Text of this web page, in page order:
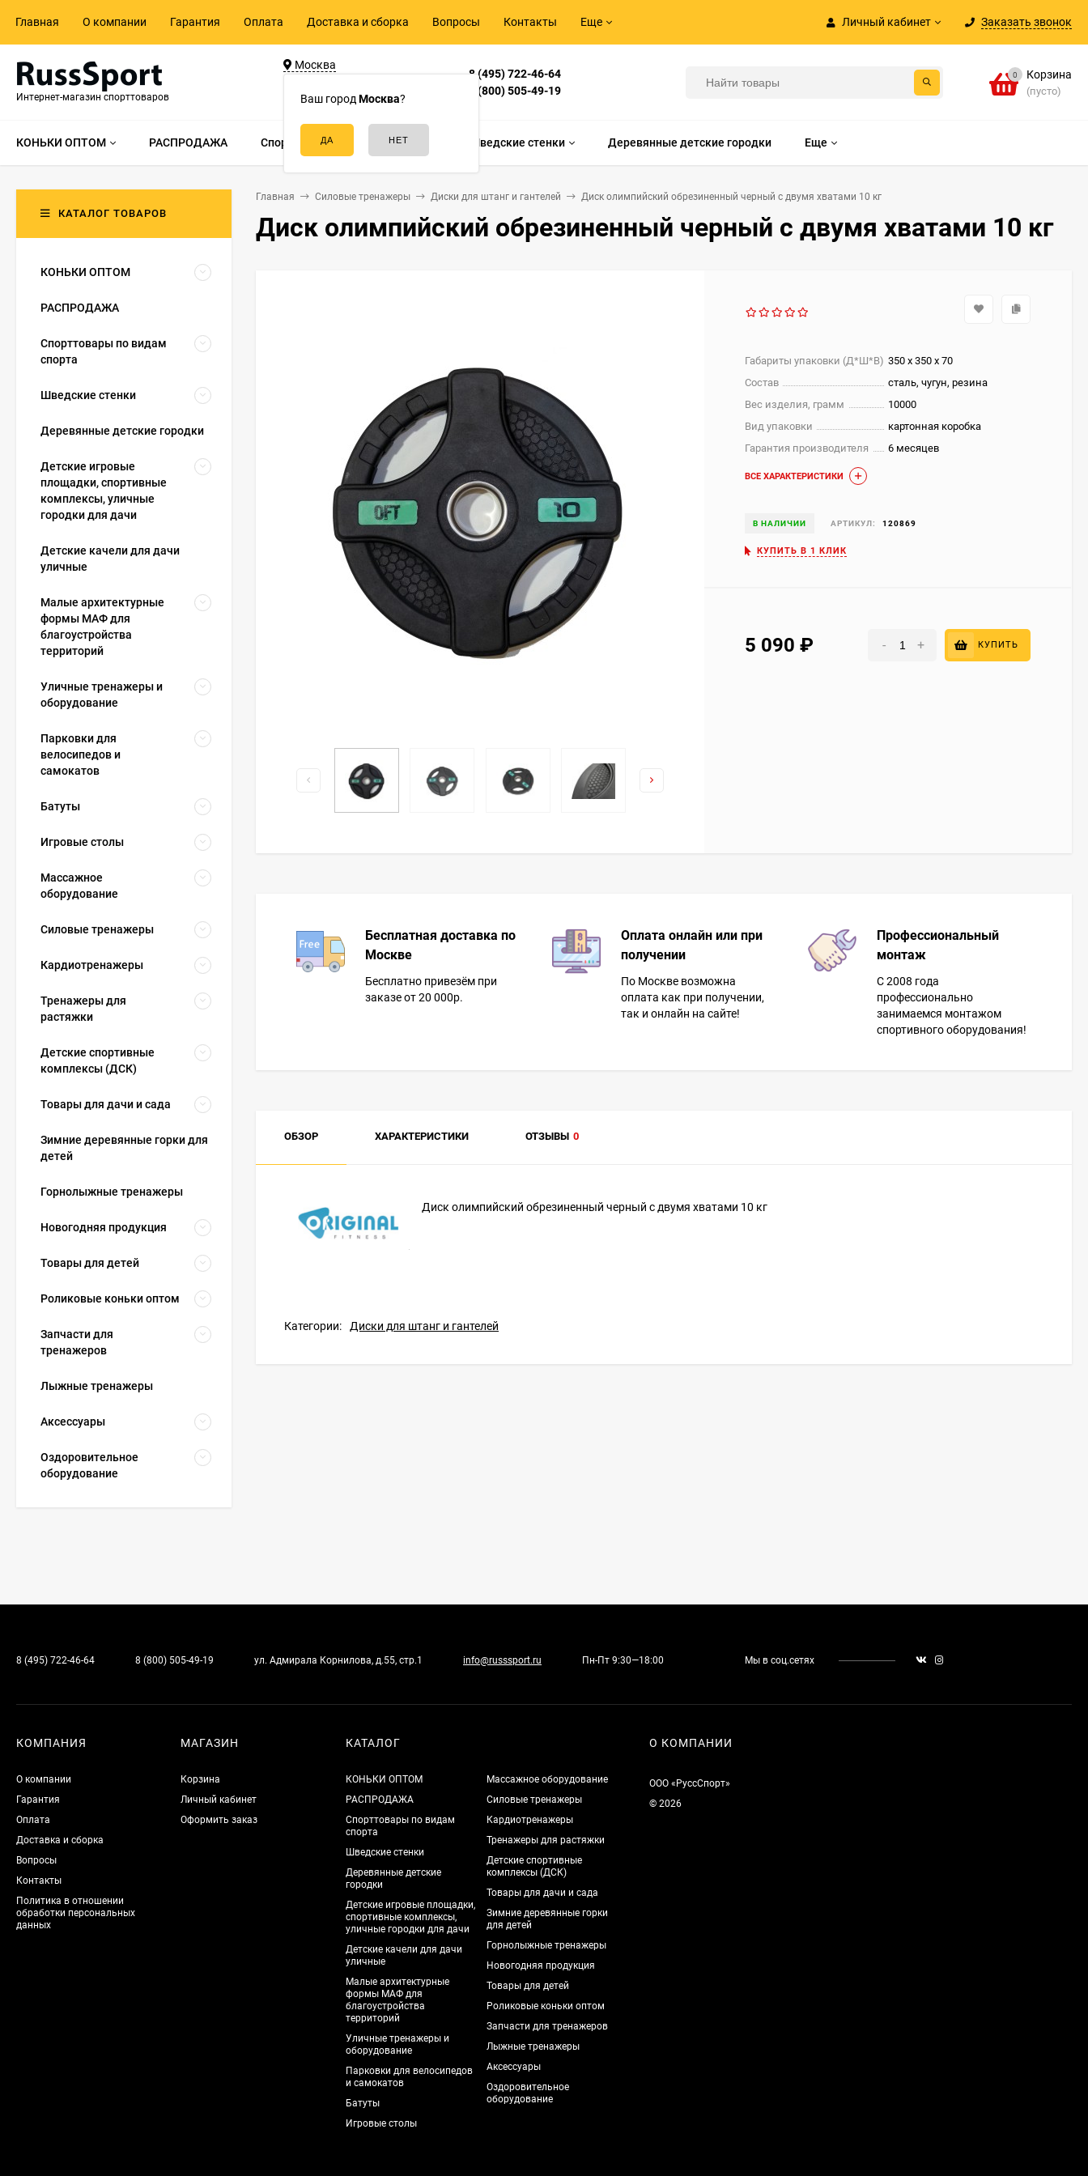
Личный кабинет Заказать звонок
Главная О компании Гарантия Оплата Доставка и сборка Вопросы Контакты Еще
Интернет-магазин спорттоваров
Москва
Ваш город Москва?
д.55, стр.1
8 (495) 722-46-64
8 (800) 505-49-19
0 Корзина
(пусто)
КОНЬКИ ОПТОМ РАСПРОДАЖА Спорттовары по видам спорта Шведские стенки Деревянные детские городки Еще
Главная Силовые тренажеры Диски для штанг и гантелей Диск олимпийский обрезиненный черный с двумя хватами 10 кг
Диск олимпийский обрезиненный черный с двумя хватами 10 кг
Габариты упаковки (Д*Ш*В) 350 х 350 х 70
Состав
сталь, чугун, резина
Вес изделия, грамм
10000
Вид упаковки
картонная коробка
Гарантия производителя
6 месяцев
ВСЕ ХАРАКТЕРИСТИКИ
В НАЛИЧИИ АРТИКУЛ: 120869
КУПИТЬ В 1 КЛИК
5 090 - + КУПИТЬ
Бесплатная доставка по
Москве
Бесплатно привезём при
заказе от 20 000р.
Оплата онлайн или при
получении
По Москве возможна
оплата как при получении,
так и онлайн на сайте!
Профессиональный
монтаж
С 2008 года
профессионально
занимаемся монтажом
спортивного оборудования!
ОБЗОР ХАРАКТЕРИСТИКИ ОТЗЫВЫ 0
Диск олимпийский обрезиненный черный с двумя хватами 10 кг
Категории: Диски для штанг и гантелей
КАТАЛОГ ТОВАРОВ
КОНЬКИ ОПТОМ
РАСПРОДАЖА
Спорттовары по видам
спорта
Шведские стенки
Деревянные детские городки
Детские игровые
площадки, спортивные
комплексы, уличные
городки для дачи
Детские качели для дачи
уличные
Малые архитектурные
формы МАФ для
благоустройства
территорий
Уличные тренажеры и
оборудование
Парковки для
велосипедов и
самокатов
Батуты
Игровые столы
Массажное
оборудование
Силовые тренажеры
Кардиотренажеры
Тренажеры для
растяжки
Детские спортивные
комплексы (ДСК)
Товары для дачи и сада
Зимние деревянные горки для
детей
Горнолыжные тренажеры
Новогодняя продукция
Товары для детей
Роликовые коньки оптом
Запчасти для
тренажеров
Лыжные тренажеры
Аксессуары
Оздоровительное
оборудование
8 (495) 722-46-64 8 (800) 505-49-19 ул. Адмирала Корнилова, д.55, стр.1 info@russsport.ru Пн-Пт 9:30—18:00 Мы в соц.сетях
КОМПАНИЯ
О компании
Гарантия
Оплата
Доставка и сборка
Вопросы
Контакты
Политика в отношении
обработки персональных
данных
МАГАЗИН
Корзина
Личный кабинет
Оформить заказ
КАТАЛОГ
КОНЬКИ ОПТОМ
РАСПРОДАЖА
Спорттовары по видам
спорта
Шведские стенки
Деревянные детские
городки
Детские игровые площадки,
спортивные комплексы,
уличные городки для дачи
Детские качели для дачи
уличные
Малые архитектурные
формы МАФ для
благоустройства
территорий
Уличные тренажеры и
оборудование
Парковки для велосипедов
и самокатов
Батуты
Игровые столы
Массажное оборудование
Силовые тренажеры
Кардиотренажеры
Тренажеры для растяжки
Детские спортивные
комплексы (ДСК)
Товары для дачи и сада
Зимние деревянные горки
для детей
Горнолыжные тренажеры
Новогодняя продукция
Товары для детей
Роликовые коньки оптом
Запчасти для тренажеров
Лыжные тренажеры
Аксессуары
Оздоровительное
оборудование
О КОМПАНИИ
ООО «РуссСпорт»
© 2026